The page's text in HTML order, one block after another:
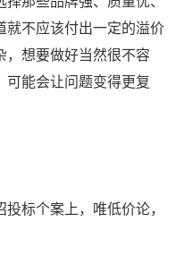
就不应该付出一定的溢价
，想要做好当然很不容
能会让问题变得更复
标个案上，唯低价论，